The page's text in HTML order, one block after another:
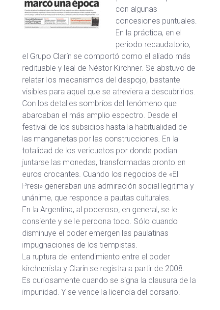
con algunas
concesiones puntuales.
En la práctica, en el
periodo recaudatorio,
el Grupo Clarín se comportó como el aliado más
redituable y leal de Néstor Kirchner. Se abstuvo de
relatar los mecanismos del despojo, bastante
visibles para aquel que se atreviera a descubrirlos.
Con los detalles sombríos del fenómeno que
abarcaban el más amplio espectro. Desde el
festival de los subsidios hasta la habitualidad de
las manganetas por las construcciones. En la
totalidad de los vericuetos por donde podían
juntarse las monedas, transformadas pronto en
euros crocantes. Cuando los negocios de «El
Presi» generaban una admiración social legitima y
unánime, que responde a pautas culturales.
En la Argentina, al poderoso, en general, se le
consiente y se le perdona todo. Sólo cuando
disminuye el poder emergen las paulatinas
impugnaciones de los tiempistas.
La ruptura del entendimiento entre el poder
kirchnerista y Clarín se registra a partir de 2008.
Es curiosamente cuando se signa la clausura de la
impunidad. Y se vence la licencia del corsario.